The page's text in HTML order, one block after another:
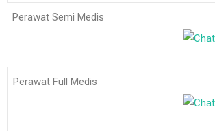
Perawat Semi Medis
Perawat Full Medis